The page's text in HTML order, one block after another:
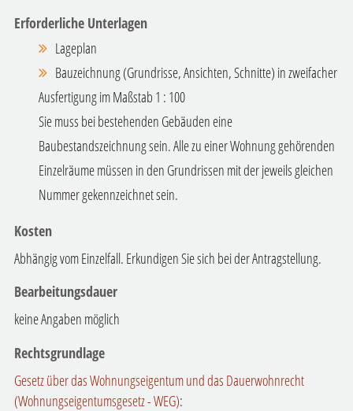
Erforderliche Unterlagen
Lageplan
Bauzeichnung (Grundrisse, Ansichten, Schnitte) in zweifacher
Ausfertigung im Maßstab 1 : 100
Sie muss bei bestehenden Gebäuden eine
Baubestandszeichnung sein. Alle zu einer Wohnung gehörenden
Einzelräume müssen in den Grundrissen mit der jeweils gleichen
Nummer gekennzeichnet sein.
Kosten
Abhängig vom Einzelfall. Erkundigen Sie sich bei der Antragstellung.
Bearbeitungsdauer
keine Angaben möglich
Rechtsgrundlage
Gesetz über das Wohnungseigentum und das Dauerwohnrecht
(Wohnungseigentumsgesetz - WEG):